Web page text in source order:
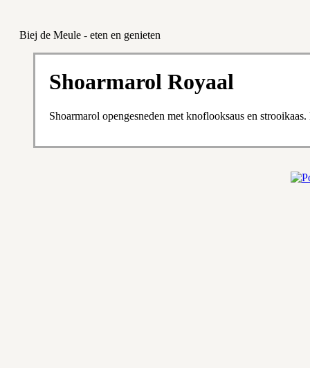
Biej de Meule - eten en genieten
Shoarmarol Royaal
Shoarmarol opengesneden met knoflooksaus en